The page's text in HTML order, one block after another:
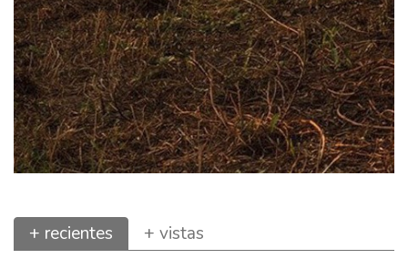
+ recientes + vistas